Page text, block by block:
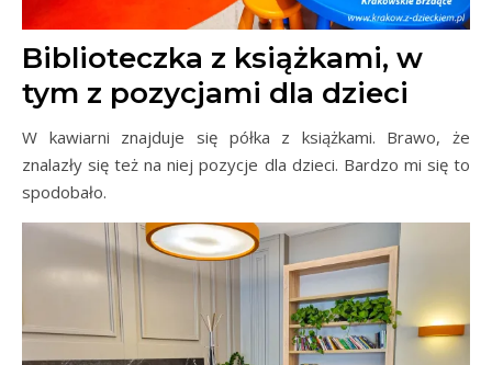
Biblioteczka z książkami, w
tym z pozycjami dla dzieci
W kawiarni znajduje się półka z książkami. Brawo, że
znalazły się też na niej pozycje dla dzieci. Bardzo mi się to
spodobało.